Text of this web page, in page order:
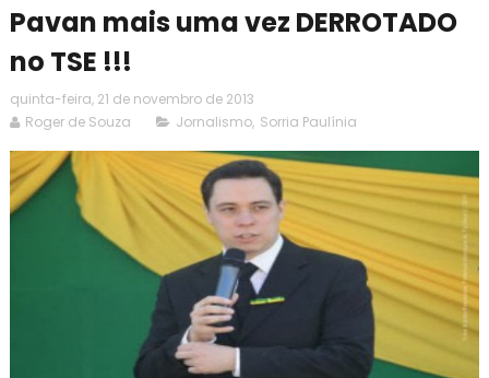
Pavan mais uma vez DERROTADO
no TSE !!!
quinta-feira, 21 de novembro de 2013
Roger de Souza
Jornalismo, Sorria Paulínia